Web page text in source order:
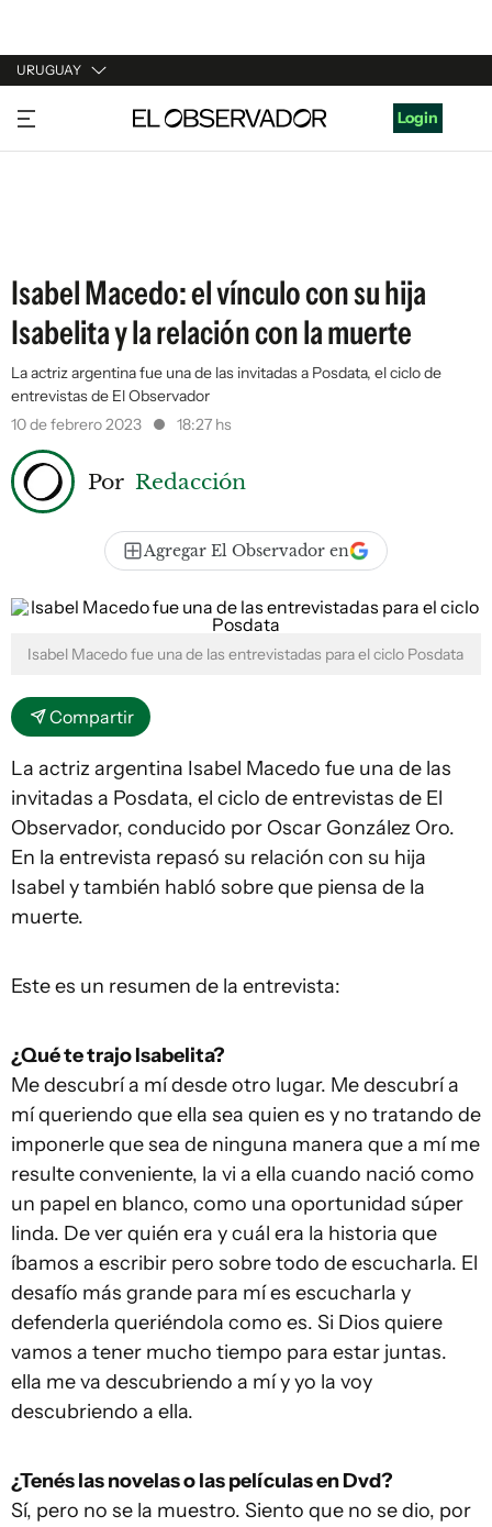
URUGUAY
URUGUAY
ARGENTINA
Login
Isabel Macedo: el vínculo con su hija
Isabelita y la relación con la muerte
La actriz argentina fue una de las invitadas a Posdata, el ciclo de
entrevistas de El Observador
10 de febrero 2023
18:27 hs
Por Redacción
Agregar El Observador en
Isabel Macedo fue una de las entrevistadas para el ciclo Posdata
Compartir
La actriz argentina Isabel Macedo fue una de las
invitadas a Posdata, el ciclo de entrevistas de El
Observador, conducido por Oscar González Oro.
En la entrevista repasó su relación con su hija
Isabel y también habló sobre que piensa de la
muerte.
Este es un resumen de la entrevista:
¿Qué te trajo Isabelita?
Me descubrí a mí desde otro lugar. Me descubrí a
mí queriendo que ella sea quien es y no tratando de
imponerle que sea de ninguna manera que a mí me
resulte conveniente, la vi a ella cuando nació como
un papel en blanco, como una oportunidad súper
linda. De ver quién era y cuál era la historia que
íbamos a escribir pero sobre todo de escucharla. El
desafío más grande para mí es escucharla y
defenderla queriéndola como es. Si Dios quiere
vamos a tener mucho tiempo para estar juntas.
ella me va descubriendo a mí y yo la voy
descubriendo a ella.
¿Tenés las novelas o las películas en Dvd?
Sí, pero no se la muestro. Siento que no se dio, por